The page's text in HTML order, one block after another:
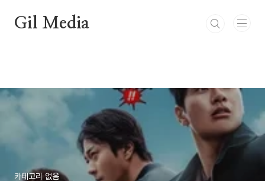
Gil Media
카테고리 없음